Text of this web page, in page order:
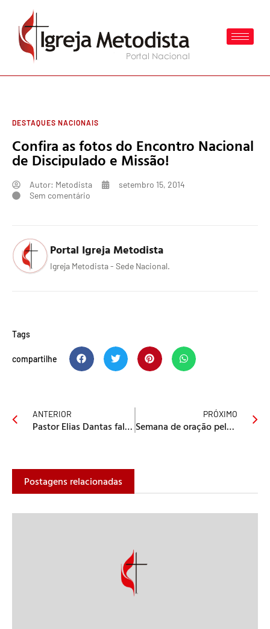
DESTAQUES NACIONAIS
Confira as fotos do Encontro Nacional
de Discipulado e Missão!
Autor: Metodista
setembro 15, 2014
Sem comentário
Portal Igreja Metodista
Igreja Metodista - Sede Nacional.
Tags
compartilhe
ANTERIOR
Pastor Elias Dantas fala sobre a igreja indispensável!
PRÓXIMO
Semana de oração pela Bulgária, Hungria e Romênia
Postagens relacionadas